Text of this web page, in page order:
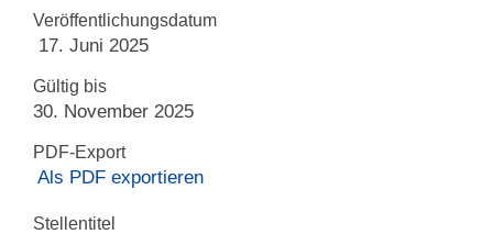
Stellentitel
Veröffentlichungsdatum
17. Juni 2025
Gültig bis
30. November 2025
PDF-Export
Als PDF exportieren